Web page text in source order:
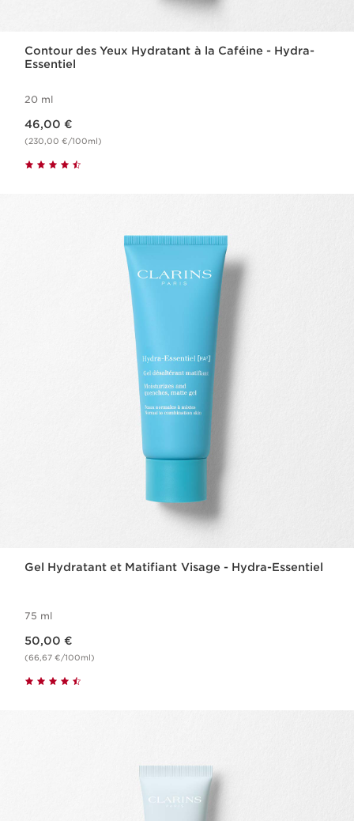
Contour des Yeux Hydratant à la Caféine - Hydra-
Essentiel
20 ml
46,00 €
(230,00 €/100ml)
Gel Hydratant et Matifiant Visage - Hydra-Essentiel
75 ml
50,00 €
(66,67 €/100ml)